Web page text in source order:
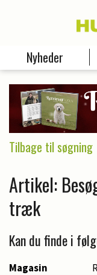
Nyheder
Tilbage til søgning
Artikel:
træk
Kan du finde i
Magasin